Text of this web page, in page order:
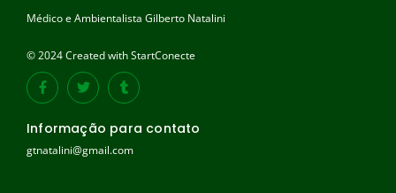
Médico e Ambientalista Gilberto Natalini
© 2024 Created with StartConecte
Informação para contato
gtnatalini@gmail.com